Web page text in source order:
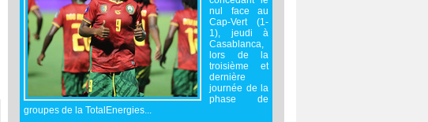
nul face au
Cap-Vert (1-
1), jeudi à
Casablanca,
lors de la
troisième et
dernière
journée de la
phase de
groupes de la TotalEnergies...